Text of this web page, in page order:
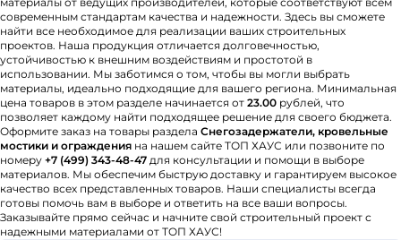
современным стандартам качества и надежности. Здесь вы сможете
найти все необходимое для реализации ваших строительных
проектов. Наша продукция отличается долговечностью,
устойчивостью к внешним воздействиям и простотой в
использовании. Мы заботимся о том, чтобы вы могли выбрать
материалы, идеально подходящие для вашего региона. Минимальная
цена товаров в этом разделе начинается от 23.00 рублей, что
позволяет каждому найти подходящее решение для своего бюджета.
Оформите заказ на товары раздела Снегозадержатели, кровельные
мостики и ограждения на нашем сайте ТОП ХАУС или позвоните по
номеру +7 (499) 343-48-47 для консультации и помощи в выборе
материалов. Мы обеспечим быструю доставку и гарантируем высокое
качество всех представленных товаров. Наши специалисты всегда
готовы помочь вам в выборе и ответить на все ваши вопросы.
Заказывайте прямо сейчас и начните свой строительный проект с
надежными материалами от ТОП ХАУС!